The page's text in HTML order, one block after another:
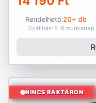
Rendelhető:20+ db
Szállítás: 5-6 munkanap
NINCS RAKTÁRON